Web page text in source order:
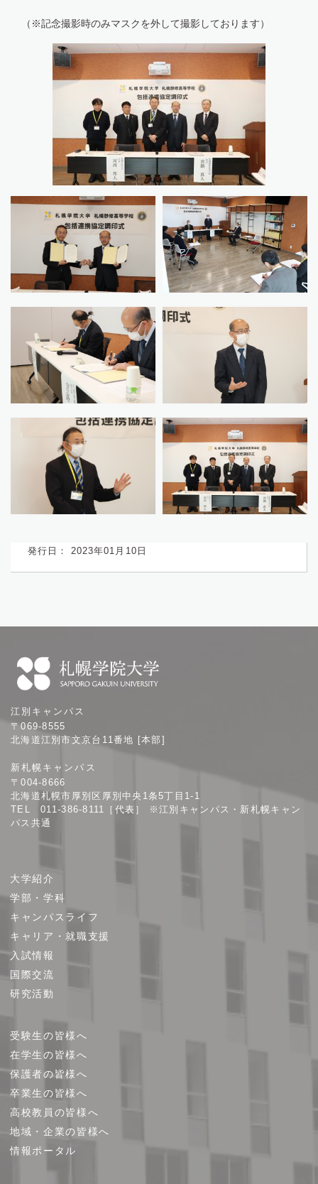
（※記念撮影時のみマスクを外して撮影しております）
発行日： 2023年01月10日
幌
学
大
学
江別キャンパス
〒069-8555
北海道江別市文京台11番地 [本部]
新札幌キャンパス
〒004-8666
北海道札幌市厚別区厚別中央1条5丁目1-1
TEL 011-386-8111［代表］ ※江別キャンパス・新札幌キャン
パス共通
ト
プ
大学紹介
学部・学科
キャンパスライフ
キャリア・就職支援
入試情報
国際交流
研究活動
受験生の皆様へ
在学生の皆様へ
保護者の皆様へ
卒業生の皆様へ
高校教員の皆様へ
地域・企業の皆様へ
情報ポータル